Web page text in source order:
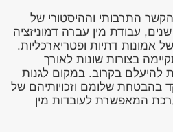
התרבותי וההיסטורי של
עבודת מין עברה דמוניזציה
אמונות דתיות ופטריארכליות.
בצורות שונות לאורך
להיעלם בקרוב. במקום לגנות
שלומם וזכויותיהם של
המאפשרת לעובדות מין